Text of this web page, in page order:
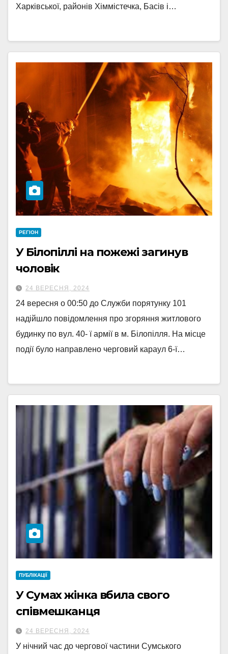
Харківської, районів Хіммістечка, Басів і…
РЕГІОН
У Білопіллі на пожежі загинув
чоловік
24 ВЕРЕСНЯ, 2024
24 вересня о 00:50 до Служби порятунку 101
надійшло повідомлення про згоряння житлового
будинку по вул. 40- ї армії в м. Білопілля. На місце
події було направлено черговий караул 6-ї…
ПУБЛІКАЦІЇ
У Сумах жінка вбила свого
співмешканця
24 ВЕРЕСНЯ, 2024
У нічний час до чергової частини Сумського